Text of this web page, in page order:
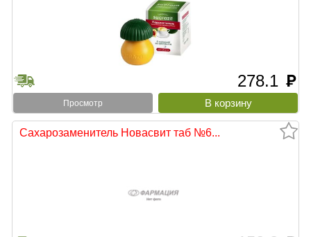
278.1 руб
Просмотр
Сахарозаменитель Новасвит таб №6...